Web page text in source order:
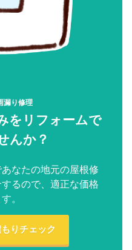
漏り修理
をリフォームで
んか？
なたの地元の屋根修
るので、適正な価格
。
りチェック